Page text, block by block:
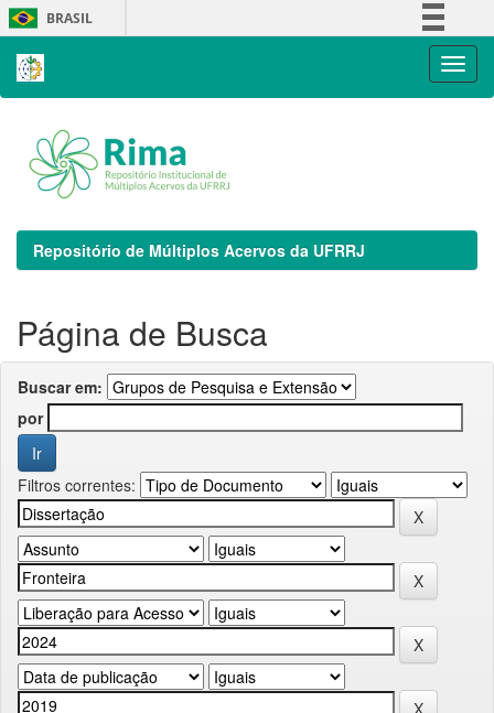
Skip
navigation
BRASIL
Repositório de Múltiplos Acervos da UFRRJ
Página de Busca
Buscar em:
por
Filtros correntes: